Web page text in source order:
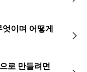
이며 어떻게
로 만들려면